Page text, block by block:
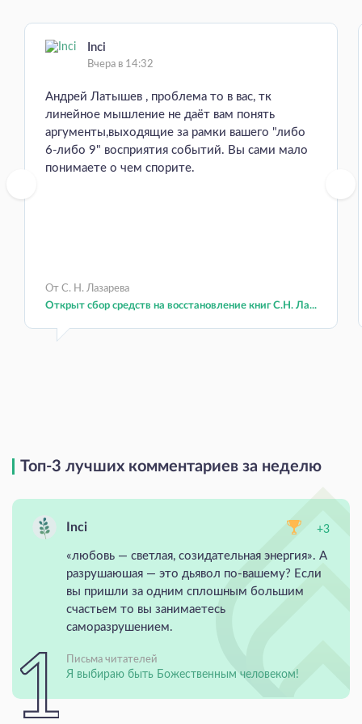
Inci
Вчера в 14:32
Андрей Латышев , проблема то в вас, тк
линейное мышление не даёт вам понять
аргументы,выходящие за рамки вашего "либо
6-либо 9" восприятия событий. Вы сами мало
понимаете о чем спорите.
От С. Н. Лазарева
Открыт сбор средств на восстановление книг С.Н. Ла...
Топ-3 лучших комментариев за неделю
Inci +3
«любовь — светлая, созидательная энергия». А
разрушаюшая — это дьявол по-вашему? Если
вы пришли за одним сплошным большим
счастьем то вы занимаетесь
саморазрушением.
Письма читателей
Я выбираю быть Божественным человеком!